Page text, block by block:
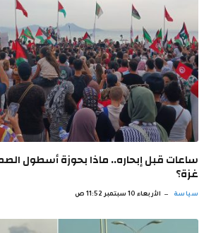
ساعات قبل إبحاره.. ماذا بحوزة أسطول
غزة؟
سياسة الأربعاء 10 سبتمبر 11:52 ص